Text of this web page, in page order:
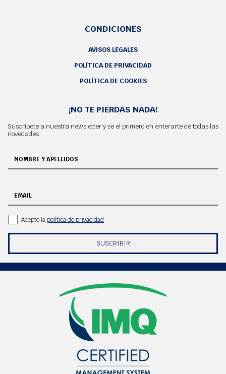
CONDICIONES
AVISOS LEGALES
POLÍTICA DE PRIVACIDAD
POLÍTICA DE COOKIES
¡NO TE PIERDAS NADA!
Suscríbete a nuestra newsletter y se el primero en enterarte de todas las
novedades
NOMBRE Y APELLIDOS
EMAIL
Acepto la política de privacidad
SUSCRIBIR